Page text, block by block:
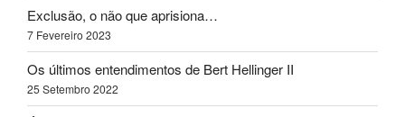
Exclusão, o não que aprisiona…
7 Fevereiro 2023
Os últimos entendimentos de Bert Hellinger II
25 Setembro 2022